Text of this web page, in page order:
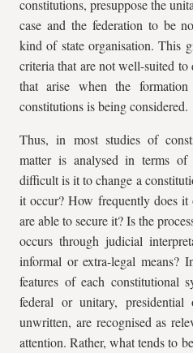
constitutions, presuppose the
case and the federation to be
kind of state organisation. This
criteria that are not well-suited to
that arise when the
constitutions is being considered.
Thus, in most studies of
matter is analysed in terms
difficult is it to change a
it occur? How frequently does
are able to secure it? Is the
occurs through judicial
informal or extra-legal means?
features of each constitutional
federal or unitary,
unwritten, are recognised as
attention. Rather, what tends to